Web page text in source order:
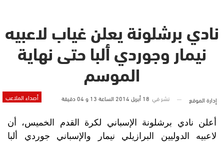
نادي برشلونة يعلن غياب لاعبيه
نيمار وجوردي ألبا حتى نهاية
الموسم
أصداء الملاعب إدارة الموقع نشر في 18 أبريل 2014 الساعة 13 و 04 دقيقة
أعلن نادي برشلونة الإسباني لكرة القدم الخميس، أن
لاعبيه الدوليين البرازيلي نيمار والإسباني جوردي ألبا